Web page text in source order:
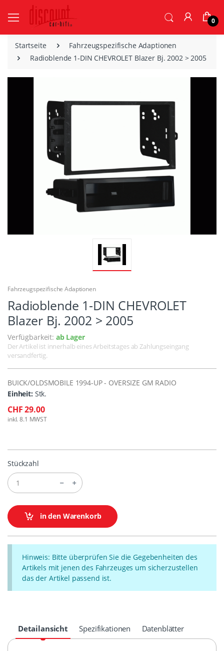
0
Startseite
Fahrzeugspezifische Adaptionen
Radioblende 1-DIN CHEVROLET Blazer Bj. 2002 > 2005
Fahrzeugspezifische Adaptionen
Radioblende 1-DIN CHEVROLET
Blazer Bj. 2002 > 2005
Verfügbarkeit: ab Lager
Der Artikel ist innerhalb eines Arbeitstages ab Zahlungseingang
versandfertig.
BUICK/OLDSMOBILE 1994-UP - OVERSIZE GM RADIO
Einheit: Stk.
CHF 29.00
inkl. 8.1 MWST
Stückzahl
in den Warenkorb
Hinweis: Bitte überprüfen Sie die Gegebenheiten des
Artikels mit jenen des Fahrzeuges um sicherzustellen
das der Artikel passend ist.
Detailansicht Spezifikationen Datenblätter